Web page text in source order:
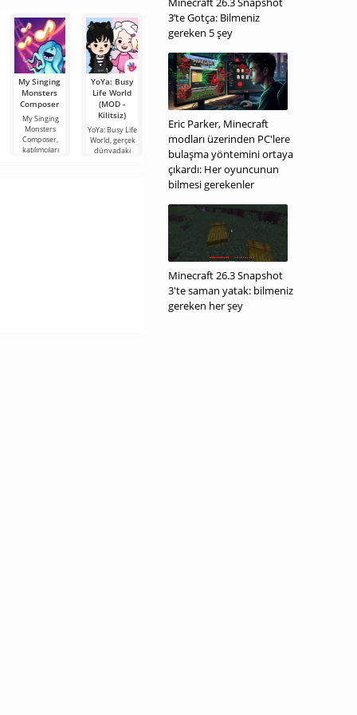
My Singing
Monsters
Composer
My Singing
Monsters
Composer,
katılımcıları
YoYa: Busy
Life World
(MOD -
Kilitsiz)
YoYa: Busy Life
World, gerçek
dünyadaki
Highrise:
Virtual
Metaverse
Highrise:
Virtual
Metaverse,
Android'de bir
Avatar
World: City
Life (MOD -
açık)
Avatar World:
City Life, her
yaştan oyuncu
3’te Gotça: Bilmeniz
gereken 5 şey
Eric Parker, Minecraft
modları üzerinden PC'lere
bulaşma yöntemini ortaya
çıkardı: Her oyuncunun
bilmesi gerekenler
Minecraft 26.3 Snapshot
3'te saman yatak: bilmeniz
gereken her şey